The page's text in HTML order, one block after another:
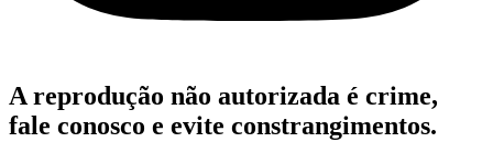
A reprodução não autorizada é crime,
fale conosco e evite constrangimentos.